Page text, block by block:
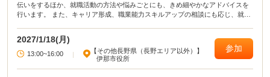
伝いをするほか、就職活動の方法や悩みごとにも、きめ細やかなアドバイスを
行います。 また、キャリア形成、職業能力スキルアップの相談にも応じ、就職
2027/1/18(月)
13:00~16:00
【その他長野県（長野エリア以外）】
伊那市役所
参加